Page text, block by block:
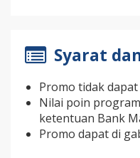
Syarat
Promo tidak
Nilai poin
ketentuan Bank
Promo dapat di